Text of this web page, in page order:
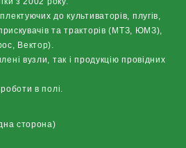
до культиваторів, плугів,
та тракторів (МТЗ, ЮМЗ),
Вектор).
вузли, так і продукцію провідних
в полі.
сторона)